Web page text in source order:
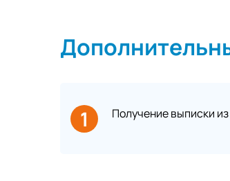
1 Получение выписки